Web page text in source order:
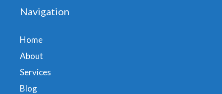
Navigation
Home
About
Services
Blog